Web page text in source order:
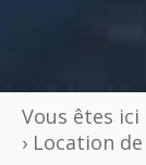
Vous êtes ici
› Location